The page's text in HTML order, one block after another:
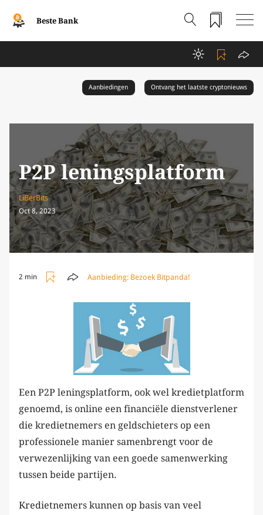
Beste Bank
Aanbiedingen Ontvang het laatste cryptonieuws
P2P leningsplatform
LiBerBits
Oct 8, 2023
2 min Aanbieding: Bezoek Bitpanda!
Een P2P leningsplatform, ook wel kredietplatform
genoemd, is online een financiële dienstverlener
die kredietnemers en geldschieters op een
professionele manier samenbrengt voor de
verwezenlijking van een goede samenwerking
tussen beide partijen.
Kredietnemers kunnen op basis van veel